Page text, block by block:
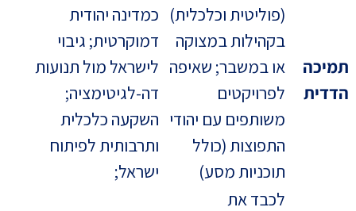
תמיכה
הדדית
(פוליטית וכלכלית)
בקהילות במצוקה
או במשבר; שאיפה
לפרויקטים
משותפים עם יהודי
התפוצות (כולל
תוכניות מסע)
כמדינה יהודית
דמוקרטית; גיבוי
לישראל מול תנועות
דה-לגיטימציה;
השקעה כלכלית
ותרבותית לפיתוח
ישראל;
לכבד את